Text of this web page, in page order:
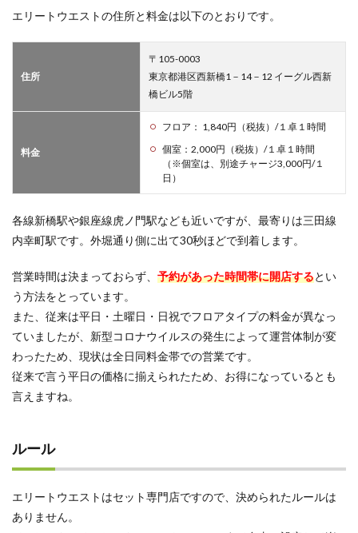
エリートウエストの住所と料金は以下のとおりです。
住所
〒105-0003
東京都港区西新橋1－14－12 イーグル西新
橋ビル5階
料金
フロア： 1,840円（税抜）/１卓１時間
個室：2,000円（税抜）/１卓１時間
（※個室は、別途チャージ3,000円/１
日）
各線新橋駅や銀座線虎ノ門駅なども近いですが、最寄りは三田線
内幸町駅です。外堀通り側に出て30秒ほどで到着します。
営業時間は決まっておらず、 予約があった時間帯に開店するとい
う方法をとっています。
また、従来は平日・土曜日・日祝でフロアタイプの料金が異なっ
ていましたが、新型コロナウイルスの発生によって運営体制が変
わったため、現状は全日同料金帯での営業です。
従来で言う平日の価格に揃えられたため、お得になっているとも
言えますね。
ルール
エリートウエストはセット専門店ですので、決められたルールは
ありません。